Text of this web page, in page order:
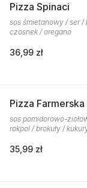
Pizza Spinaci
sos śmietanowy / ser
czosnek / oregano
36,99 zł
Pizza Farmerska
sos pomidorowo-
rokpol / brokuły /
35,99 zł